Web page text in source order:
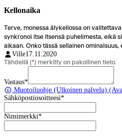
Kellonaika
Terve, monessa älykellossa on
synkronoi itse itsensä puhelimesta, eikä
aikaan. Onko tässä sellainen ominaisuus,
Ville17.11.2020
Tähdellä (*) merkitty on pakollinen tieto.
Vastaus*
Muotoiluohje (Ulkoinen palvelu)
Sähköpostiosoitteesi*
Nimimerkki*